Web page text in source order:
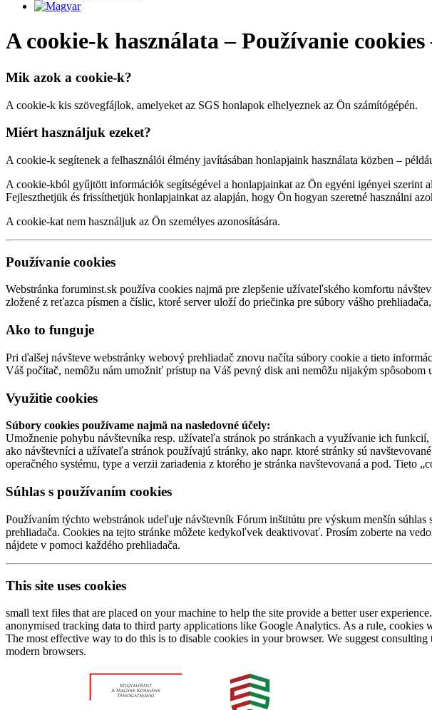
A cookie-k használata – Používanie cookies
Mik azok a cookie-k?
A cookie-k kis szövegfájlok, amelyeket az SGS honlapok elhelyeznek az Ön számítógépén.
Miért használjuk ezeket?
A cookie-k segítenek a felhasználói élmény javításában honlapjaink használata közben –
A cookie-kból gyűjtött információk segítségével a honlapjainkat az Ön egyéni igényei szerint
Fejleszthetjük és frissíthetjük honlapjainkat az alapján, hogy Ön hogyan szeretné használni
A cookie-kat nem használjuk az Ön személyes azonosítására.
Používanie cookies
Webstránka foruminst.sk používa cookies najmä pre zlepšenie užívateľského komfortu
zložené z reťazca písmen a číslic, ktoré server uloží do priečinka pre súbory vášho
Ako to funguje
Pri ďalšej návšteve webstránky webový prehliadač znovu načíta súbory cookie a tieto
Váš počítač, nemôžu nám umožniť prístup na Váš pevný disk ani nemôžu nijakým spôsobom
Využitie cookies
Súbory cookies používame najmä na nasledovné účely:
Umožnenie pohybu návštevníka resp. užívateľa stránok po stránkach a využívanie ich
ako návštevníci a užívateľa stránok používajú stránky, ako napr. ktoré stránky sú
operačného systému, type a verzii zariadenia z ktorého je stránka navštevovaná a pod.
Súhlas s používaním cookies
Používaním týchto webstránok udeľuje návštevník Fórum inštitútu pre výskum menšín
prehliadača. Cookies na tejto stránke môžete kedykoľvek deaktivovať. Prosím zoberte na
nájdete v pomoci každého prehliadača.
This site uses cookies
small text files that are placed on your machine to help the site provide a better user
anonymised tracking data to third party applications like Google Analytics. As a rule,
The most effective way to do this is to disable cookies in your browser. We suggest
modern browsers.